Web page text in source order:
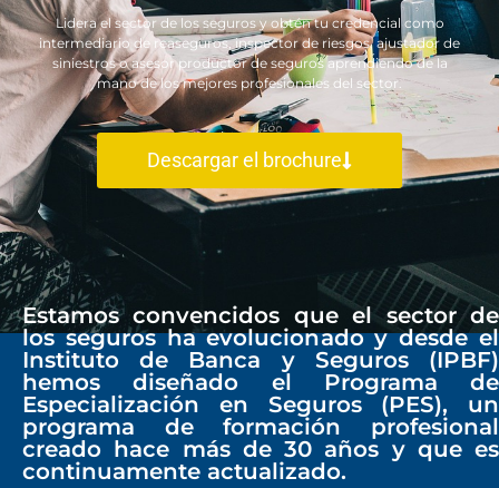
Lidera el sector de los seguros y obtén tu credencial como
intermediario de reaseguros, inspector de riesgos, ajustador de
siniestros o asesor productor de seguros aprendiendo de la
mano de los mejores profesionales del sector.
Descargar el brochure
Estamos convencidos que el sector de
los seguros ha evolucionado y desde el
Instituto de Banca y Seguros (IPBF)
hemos diseñado el Programa de
Especialización en Seguros (PES), un
programa de formación profesional
creado hace más de 30 años y que es
continuamente actualizado.